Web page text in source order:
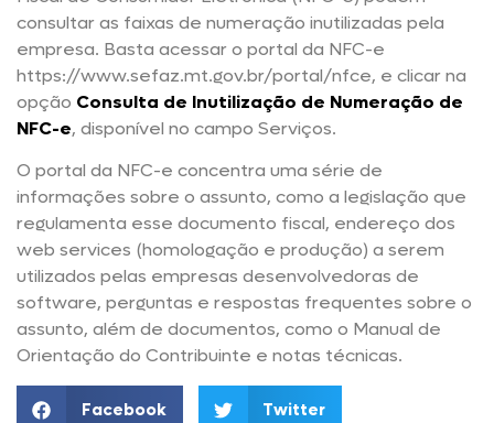
consultar as faixas de numeração inutilizadas pela
empresa. Basta acessar o portal da NFC-e
https://www.sefaz.mt.gov.br/portal/nfce, e clicar na
opção Consulta de Inutilização de Numeração de
NFC-e, disponível no campo Serviços.
O portal da NFC-e concentra uma série de
informações sobre o assunto, como a legislação que
regulamenta esse documento fiscal, endereço dos
web services (homologação e produção) a serem
utilizados pelas empresas desenvolvedoras de
software, perguntas e respostas frequentes sobre o
assunto, além de documentos, como o Manual de
Orientação do Contribuinte e notas técnicas.
Facebook Twitter